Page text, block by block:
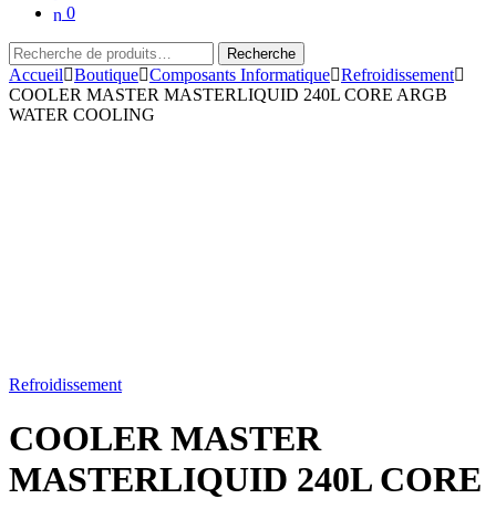
0
Recherche
pour :
Recherche
Accueil Boutique Composants Informatique Refroidissement
COOLER MASTER MASTERLIQUID 240L CORE ARGB
WATER COOLING
Refroidissement
COOLER MASTER
MASTERLIQUID 240L CORE